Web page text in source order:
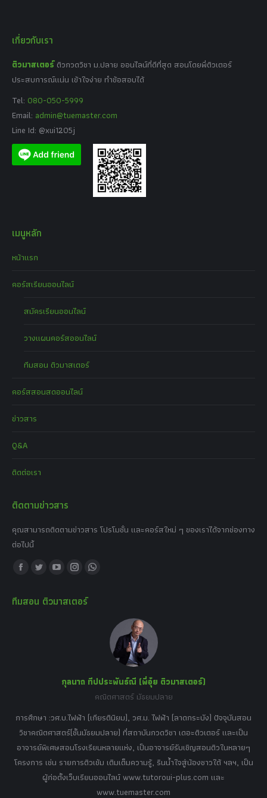
เกี่ยวกับเรา
ติวมาสเตอร์ ติวกวดวิชา ม.ปลาย ออนไลน์ที่ดีที่สุด สอนโดยพี่ติวเตอร์
ประสบการณ์แน่น เข้าใจง่าย ทำข้อสอบได้
Tel: 080-050-5999
Email: admin@tuemaster.com
Line Id: @xui1205j
เมนูหลัก
หน้าแรก
คอร์สเรียนออนไลน์
สมัครเรียนออนไลน์
วางแผนคอร์สออนไลน์
ทีมสอน ติวมาสเตอร์
คอร์สสอนสดออนไลน์
ข่าวสาร
Q&A
ติดต่อเรา
ติดตามข่าวสาร
คุณสามารถติดตามข่าวสาร โปรโมชั่น และคอร์สใหม่ ๆ ของเราได้จากช่องทาง
ต่อไปนี้
Find us on:
Facebook
opens
Twitter
opens
YouTube
opens
Instagram
opens
Whatsapp
window
ทีมสอน ติวมาสเตอร์
กุลนาถ ทีปประพันธ์ณี (พี่อุ๋ย ติวมาสเตอร์)
คณิตศาสตร์ มัธยมปลาย
การศึกษา :วศ.บ.ไฟฟ้า (เกียรตินิยม), วศ.ม. ไฟฟ้า (ลาดกระบัง) ปัจจุบันสอน
วิชาคณิตศาสตร์(ชั้นมัธยมปลาย) ที่สถาบันกวดวิชา เดอะติวเตอร์ และเป็น
อาจารย์พิเศษสอนโรงเรียนหลายแห่ง, เป็นอาจารย์รับเชิญสอนติวในหลายๆ
โครงการ เช่น รายการติวเข้ม เติมเต็มความรู้, รินน้ำใจสู่น้องชาวใต้ ฯลฯ, เป็น
ผู้ก่อตั้งเว็บเรียนออนไลน์ www.tutoroui-plus.com และ
www.tuemaster.com